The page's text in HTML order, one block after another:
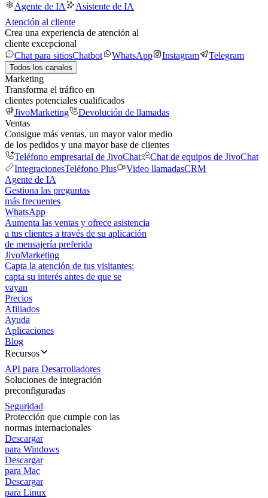
Agente de IA
Asistente de IA
Atención al cliente
Crea una experiencia de atención al
cliente excepcional
Chat para sitiosChatbot WhatsApp Instagram Telegram
Todos los canales
Marketing
Transforma el tráfico en
clientes potenciales cualificados
JivoMarketing
Devolución de llamadas
Ventas
Consigue más ventas, un mayor valor medio
de los pedidos y una mayor base de clientes
Teléfono empresarial de JivoChat
Chat de equipos de JivoChat
IntegracionesTeléfono Plus Video llamadasCRM
Agente de IA
Gestiona las preguntas
más frecuentes
WhatsApp
Aumenta las ventas y ofrece asistencia
a tus clientes a través de su aplicación
de mensajería preferida
JivoMarketing
Capta la atención de tus visitantes:
capta su interés antes de que se
vayan
Precios
Afiliados
Ayuda
Aplicaciones
Blog
Recursos
API para Desarrolladores
Soluciones de integración
preconfiguradas
Seguridad
Protección que cumple con las
normas internacionales
Descargar
para Windows
Descargar
para Mac
Descargar
para Linux